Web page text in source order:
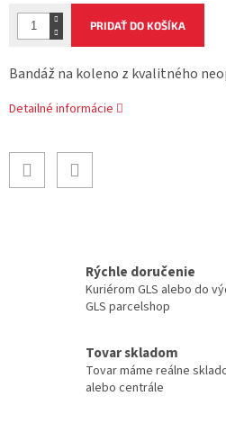
PRIDAŤ DO KOŠÍKA
Bandáž na koleno z kvalitného
Detailné informácie
Rýchle doručenie
Kuriérom GLS alebo do
GLS parcelshop
Tovar skladom
Tovar máme reálne
alebo centrále